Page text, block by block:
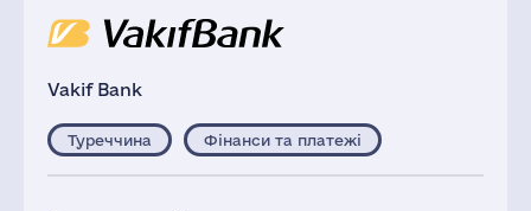
Vakif Bank
Туреччина Фінанси та платежі